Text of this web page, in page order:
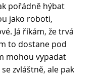
pořádně hýbat
jako roboti,
Já říkám, že trvá
to dostane pod
mohou vypadat
zvláštně, ale pak